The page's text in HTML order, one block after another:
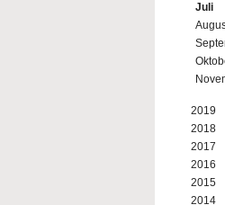
Juli
2019
2018
2017
2016
2015
2014